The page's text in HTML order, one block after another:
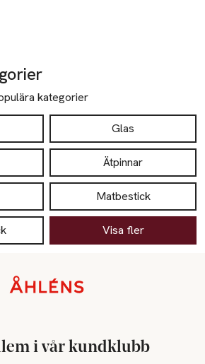
kategorier
Glas
Ätpinnar
Matbestick
Visa fler
i vår kundklubb